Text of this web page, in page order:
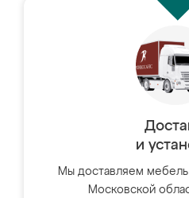
и
Мы доставляем
Московской